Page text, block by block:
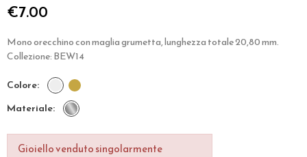
€7.00
Mono orecchino con maglia grumetta, lunghezza totale 20,80 mm.
Collezione: BEW14
colore
materiale
Gioiello venduto singolarmente